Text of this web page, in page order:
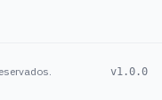
v1.0.0